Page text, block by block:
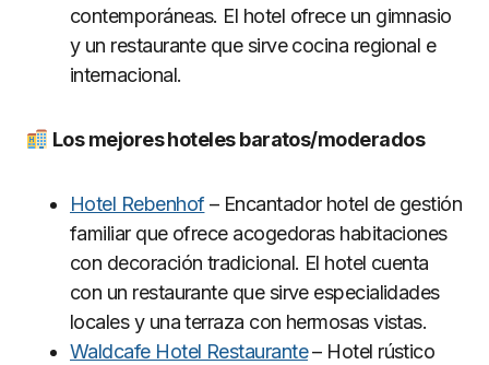
contemporáneas. El hotel ofrece un gimnasio
y un restaurante que sirve cocina regional e
internacional.
Los mejores hoteles baratos/moderados
Hotel Rebenhof– Encantador hotel de gestión
familiar que ofrece acogedoras habitaciones
con decoración tradicional. El hotel cuenta
con un restaurante que sirve especialidades
locales y una terraza con hermosas vistas.
Waldcafe Hotel Restaurante– Hotel rústico